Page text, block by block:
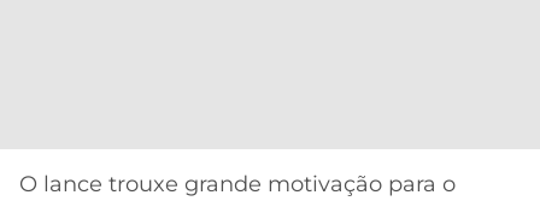
O lance trouxe grande motivação para o